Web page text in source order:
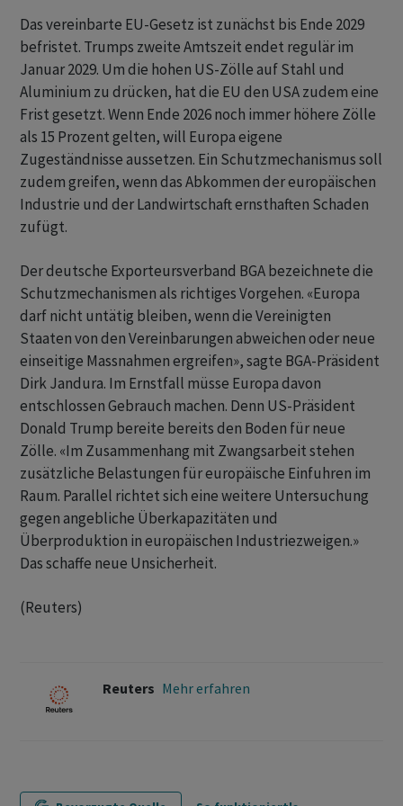
Das vereinbarte EU-Gesetz ist zunächst bis Ende 2029
befristet. ​Trumps zweite Amtszeit endet regulär im
Januar ​2029. Um die hohen US-Zölle auf Stahl und
Aluminium zu drücken, hat die EU den USA ‌zudem eine
Frist gesetzt. Wenn Ende 2026 noch immer höhere Zölle
als 15 Prozent gelten, will Europa eigene
Zugeständnisse aussetzen. Ein Schutzmechanismus soll
zudem greifen, wenn das Abkommen ​der europäischen ​
Industrie und der Landwirtschaft ernsthaften Schaden
⁠zufügt.
Der deutsche Exporteursverband BGA bezeichnete die
Schutzmechanismen als richtiges ​Vorgehen. «Europa
darf nicht untätig bleiben, ⁠wenn die Vereinigten
Staaten von den Vereinbarungen abweichen oder neue
einseitige Massnahmen ergreifen», ‌sagte BGA-Präsident
Dirk Jandura. Im Ernstfall müsse Europa davon
entschlossen Gebrauch machen. Denn US-Präsident
Donald Trump bereite bereits den Boden für neue
Zölle. «Im Zusammenhang ‌mit Zwangsarbeit stehen
zusätzliche Belastungen für europäische Einfuhren im
Raum. ​Parallel richtet sich eine weitere Untersuchung
gegen angebliche Überkapazitäten und
Überproduktion in europäischen Industriezweigen.»
Das schaffe neue Unsicherheit.
(Reuters)
Reuters Mehr erfahren